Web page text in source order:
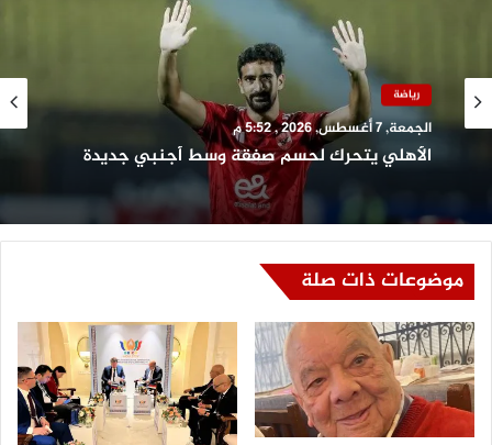
رياضة
الجمعة, 7 أغسطس, 2026 , 5:52 م
الأهلي يتحرك لحسم صفقة وسط أجنبي جديدة
موضوعات ذات صلة